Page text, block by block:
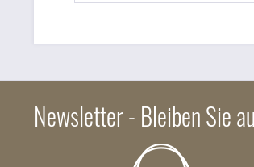
Newsletter - Bleiben Sie